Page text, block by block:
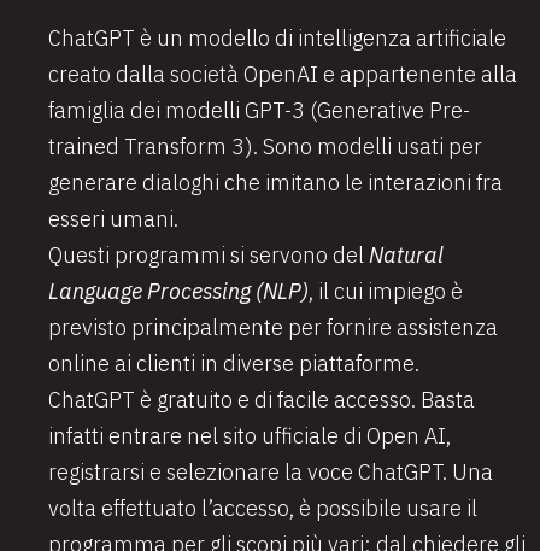
ChatGPT è un modello di intelligenza artificiale
creato dalla società OpenAI e appartenente alla
famiglia dei modelli GPT-3 (Generative Pre-
trained Transform 3). Sono modelli usati per
generare dialoghi che imitano le interazioni fra
esseri umani.
Questi programmi si servono delNatural
Language Processing (NLP), il cui impiego è
previsto principalmente per fornire assistenza
online ai clienti in diverse piattaforme.
ChatGPT è gratuito e di facile accesso. Basta
infatti entrare nel sito ufficiale di Open AI,
registrarsi e selezionare la voce ChatGPT. Una
volta effettuato l’accesso, è possibile usare il
programma per gli scopi più vari: dal chiedere gli